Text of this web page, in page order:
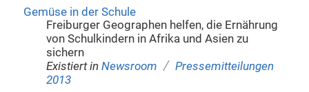
Gemüse in der Schule
Freiburger Geographen helfen, die Ernährung
von Schulkindern in Afrika und Asien zu
sichern
Existiert in Newsroom / Pressemitteilungen
2013